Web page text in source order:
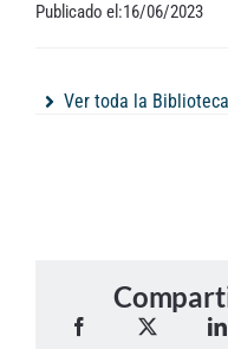
Publicado el:16/06/2023
Ver toda la Biblioteca